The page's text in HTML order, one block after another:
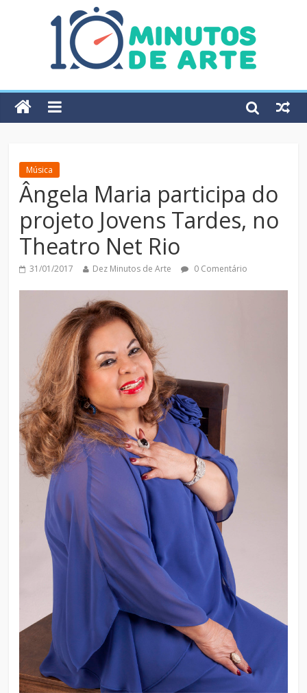
Música
Ângela Maria participa do
projeto Jovens Tardes, no
Theatro Net Rio
31/01/2017 Dez Minutos de Arte 0 Comentário